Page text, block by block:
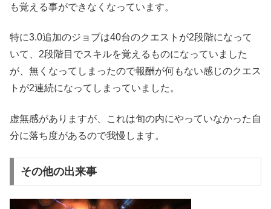
も覚える事ができなくなっています。
特に3.0追加のジョブは40台のクエストが2段階になって
いて、2段階目でスキルを覚えるものになっていました
が、無くなってしまったので報酬が何もない感じのクエス
トが2連続になってしまっていました。
虚無感がありますが、これは旬の内にやっていなかった自
分に落ち度があるので我慢します。
その他の出来事